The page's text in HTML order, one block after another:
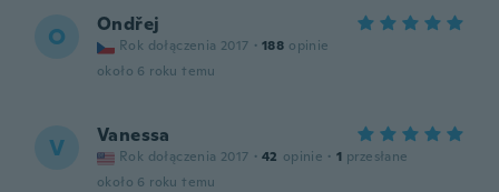
O Ondřej
Rok dołączenia 2017 · 188 opinie
około 6 roku temu
V Vanessa
Rok dołączenia 2017 · 42 opinie · 1 przesłane
około 6 roku temu